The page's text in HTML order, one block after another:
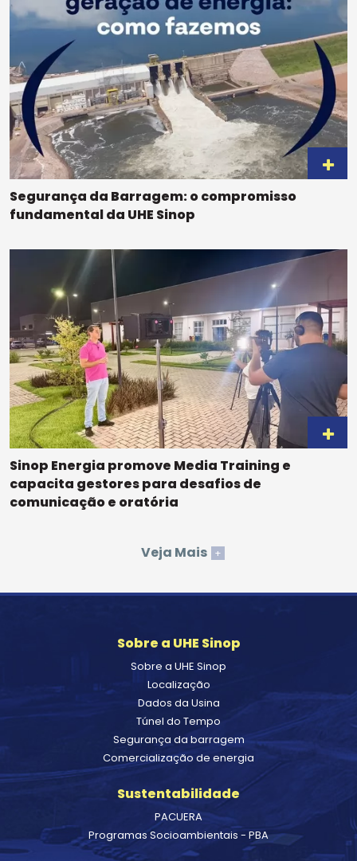
Segurança da Barragem: o compromisso
fundamental da UHE Sinop
Sinop Energia promove Media Training e
capacita gestores para desafios de
comunicação e oratória
Veja Mais +
Sobre a UHE Sinop
Sobre a UHE Sinop
Localização
Dados da Usina
Túnel do Tempo
Segurança da barragem
Comercialização de energia
Sustentabilidade
PACUERA
Programas Socioambientais - PBA